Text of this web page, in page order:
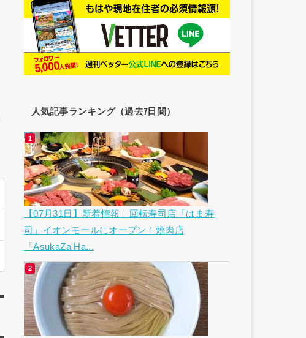
人気記事ランキング（過去7日間）
【07月31日】新着情報｜回転寿司店「はま寿
司」イオンモールにオープン！焼肉店
「AsukaZa Ha...